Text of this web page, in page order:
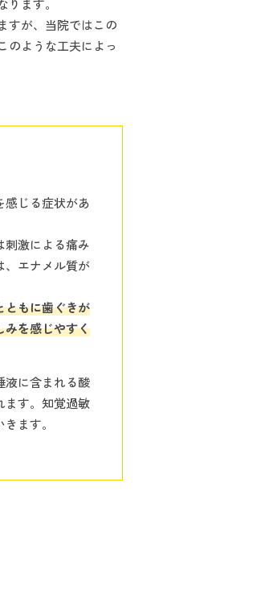
ます。
すが、当院ではこの
のような工夫によっ
感じる症状があ
刺激による痛み
、エナメル質が
ともに歯ぐきが
みを感じやすく
液に含まれる酸
ます。知覚過敏
ます。